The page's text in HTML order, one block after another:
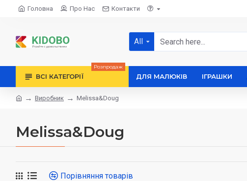
Головна Про Нас Контакти
All
ВСІ КАТЕГОРІЇ
Розпродаж
ДЛЯ МАЛЮКІВ ІГРАШКИ
Виробник Melissa&Doug
Melissa&Doug
Порівняння товарів